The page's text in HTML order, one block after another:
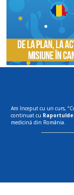
Am început cu un curs,
continuat cu
medicină din România.